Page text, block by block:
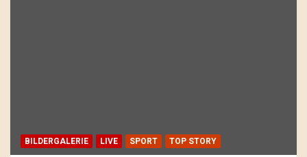
BILDERGALERIE LIVE SPORT TOP STORY